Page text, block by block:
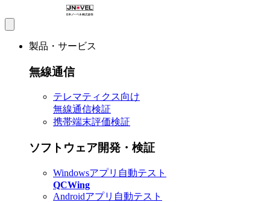
製品・サービス
無線通信
テレマティクス向け
無線通信検証
携帯端末評価検証
ソフトウェア開発・検証
Windowsアプリ自動テスト
QCWing
Androidアプリ自動テスト